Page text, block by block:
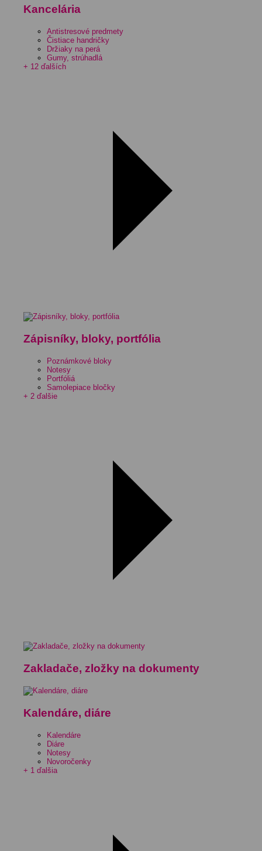
Kancelária
Antistresové predmety
Čistiace handričky
Držiaky na perá
Gumy, strúhadlá
+ 12 ďalších
Zápisníky, bloky, portfólia
Poznámkové bloky
Notesy
Portfóliá
Samolepiace bločky
+ 2 ďalšie
Zakladače, zložky na dokumenty
Kalendáre, diáre
Kalendáre
Diáre
Notesy
Novoročenky
+ 1 ďalšia